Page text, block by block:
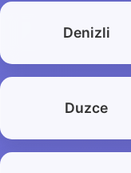
Denizli
Duzce